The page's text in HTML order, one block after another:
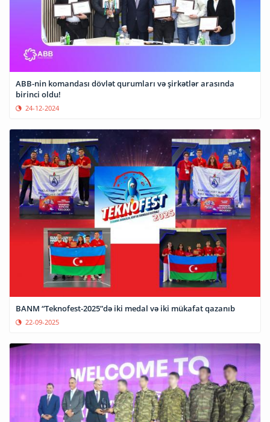
ABB-nin komandası dövlət qurumları və şirkətlər arasında
birinci oldu!
24-12-2024
BANM “Teknofest-2025”də iki medal və iki mükafat qazanıb
22-09-2025